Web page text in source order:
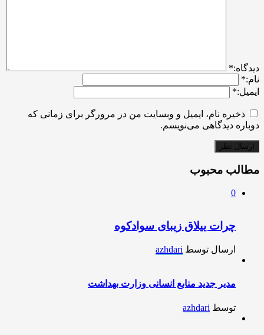
ديدگاه:*
نام:*
ایمیل:*
ذخیره نام، ایمیل و وبسایت من در مرورگر برای زمانی که
دوباره دیدگاهی می‌نویسم.
مطالب محبوب
0
چرات ییلاق زیبای سوادکوه
ارسال توسط azhdari
مدیر جدید منابع انسانی وزارت بهداشت
توسط azhdari